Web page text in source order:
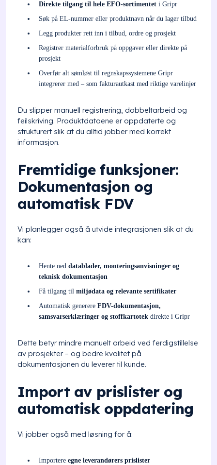
Direkte tilgang til hele EFO-sortimentet i Gripr
Søk på EL-nummer eller produktnavn når du lager tilbud
Legg produkter rett inn i tilbud, ordre og prosjekt
Registrer materialforbruk på oppgaver eller direkte på
prosjekt
Overfør alt sømløst til regnskapssystemene Gripr
integrerer med – som fakturautkast med riktige varelinjer
Du slipper manuell registrering, dobbeltarbeid og
feilskriving. Produktdataene er oppdaterte og
strukturert slik at du alltid jobber med korrekt
informasjon.
Fremtidige funksjoner:
Dokumentasjon og
automatisk FDV
Vi planlegger også å utvide integrasjonen slik at du
kan:
Hente ned datablader, monteringsanvisninger og
teknisk dokumentasjon
Få tilgang til miljødata og relevante sertifikater
Automatisk generere FDV-dokumentasjon,
samsvarserklæringer og stoffkartotek direkte i Gripr
Dette betyr mindre manuelt arbeid ved ferdigstillelse
av prosjekter – og bedre kvalitet på
dokumentasjonen du leverer til kunde.
Import av prislister og
automatisk oppdatering
Vi jobber også med løsning for å:
Importere egne leverandørers prislister